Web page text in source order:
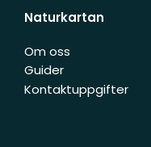
Naturkartan
Om oss
Guider
Kontaktuppgifter